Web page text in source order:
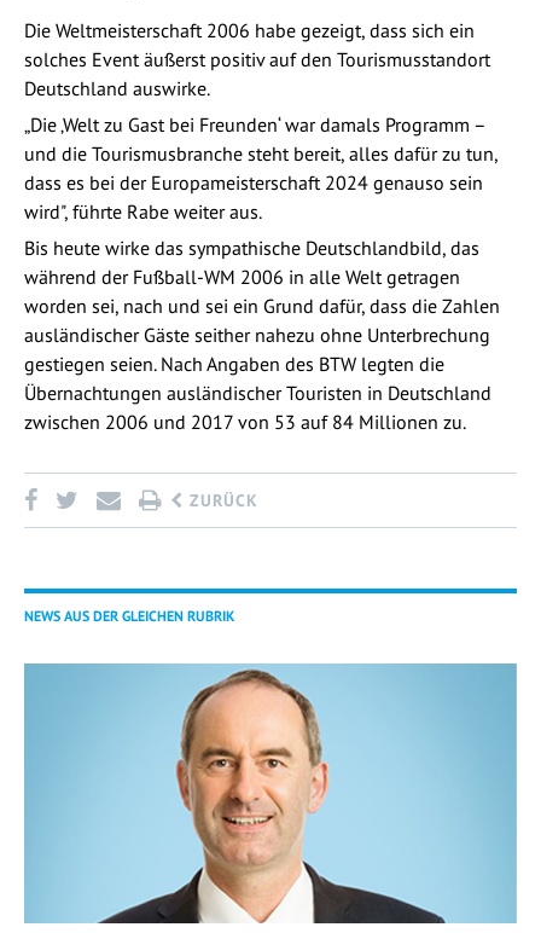
Die Weltmeisterschaft 2006 habe gezeigt, dass sich ein
solches Event äußerst positiv auf den Tourismusstandort
Deutschland auswirke.
„Die ‚Welt zu Gast bei Freunden‘ war damals Programm –
und die Tourismusbranche steht bereit, alles dafür zu tun,
dass es bei der Europameisterschaft 2024 genauso sein
wird", führte Rabe weiter aus.
Bis heute wirke das sympathische Deutschlandbild, das
während der Fußball-WM 2006 in alle Welt getragen
worden sei, nach und sei ein Grund dafür, dass die Zahlen
ausländischer Gäste seither nahezu ohne Unterbrechung
gestiegen seien. Nach Angaben des BTW legten die
Übernachtungen ausländischer Touristen in Deutschland
zwischen 2006 und 2017 von 53 auf 84 Millionen zu.
ZURÜCK
NEWS AUS DER GLEICHEN RUBRIK